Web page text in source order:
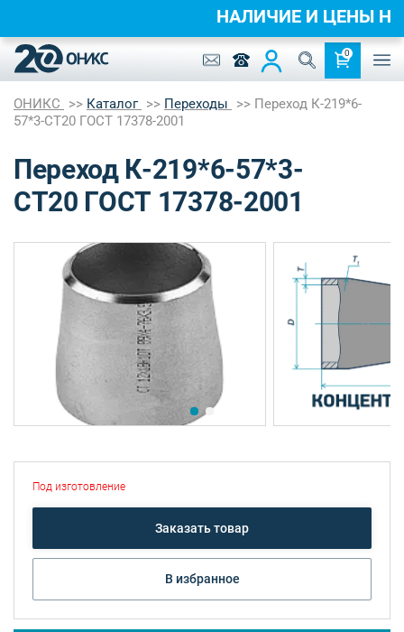
0
ОНИКС Каталог Переходы
Переход К-219*6-
57*3-СТ20 ГОСТ 17378-2001
Переход К-219*6-57*3-
СТ20 ГОСТ 17378-2001
Под изготовление
Заказать товар
В избранное
НАЛИЧИЕ И ЦЕНЫ